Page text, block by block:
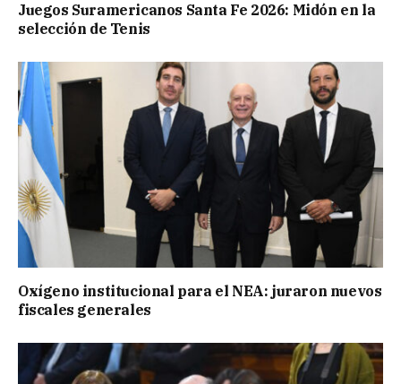
Juegos Suramericanos Santa Fe 2026: Midón en la
selección de Tenis
Oxígeno institucional para el NEA: juraron nuevos
fiscales generales